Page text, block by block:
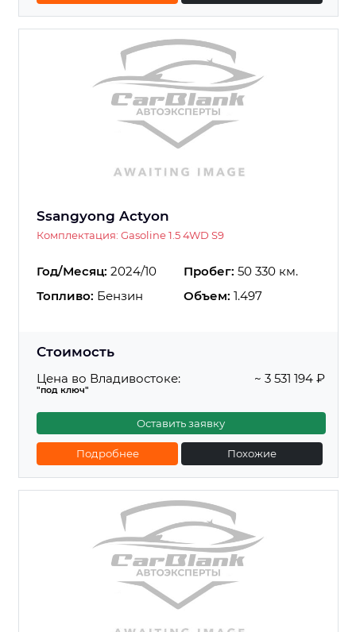
Ssangyong Actyon
Комплектация: Gasoline 1.5 4WD S9
Год/Месяц: 2024/10 Пробег: 50 330 км.
Топливо: Бензин Объем: 1.497
Стоимость
Цена во Владивостоке:
"под ключ"
~ 3 531 194 ₽
Оставить заявку
Подробнее Похожие